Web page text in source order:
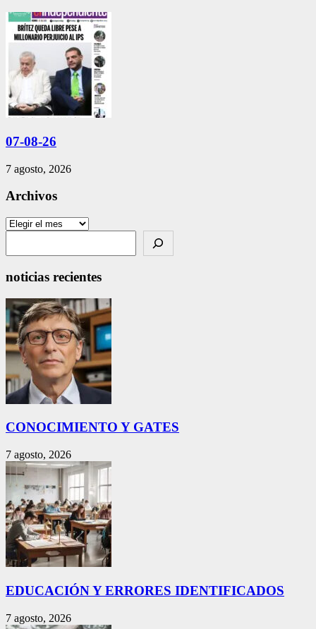
07-08-26
7 agosto, 2026
Archivos
Archivos
noticias recientes
CONOCIMIENTO Y GATES
7 agosto, 2026
EDUCACIÓN Y ERRORES IDENTIFICADOS
7 agosto, 2026